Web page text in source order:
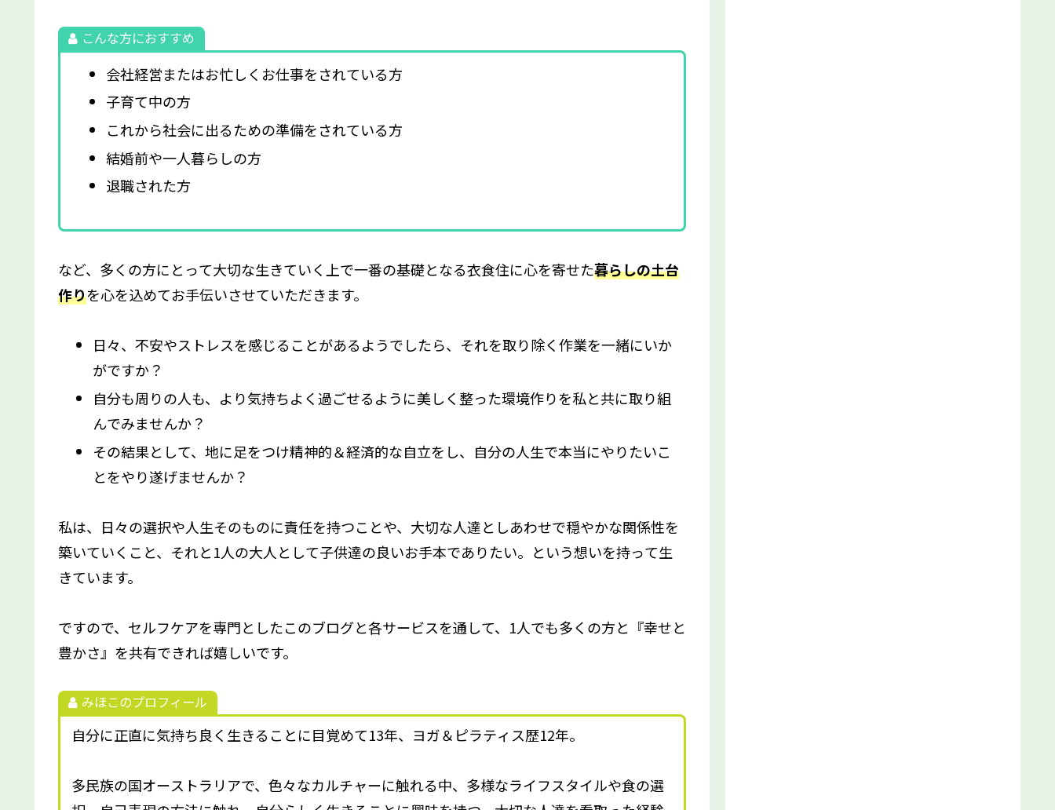
こんな方におすすめ
会社経営またはお忙しくお仕事をされている方
子育て中の方
これから社会に出るための準備をされている方
結婚前や一人暮らしの方
退職された方
など、多くの方にとって大切な生きていく上で一番の基礎となる衣食住に心を寄せた暮らしの土台
作りを心を込めてお手伝いさせていただきます。
日々、不安やストレスを感じることがあるようでしたら、それを取り除く作業を一緒にいか
がですか？
自分も周りの人も、より気持ちよく過ごせるように美しく整った環境作りを私と共に取り組
んでみませんか？
その結果として、地に足をつけ精神的＆経済的な自立をし、自分の人生で本当にやりたいこ
とをやり遂げませんか？
私は、日々の選択や人生そのものに責任を持つことや、大切な人達としあわせで穏やかな関係性を
築いていくこと、それと1人の大人として子供達の良いお手本でありたい。という想いを持って生
きています。
ですので、セルフケアを専門としたこのブログと各サービスを通して、1人でも多くの方と『幸せと
豊かさ』を共有できれば嬉しいです。
みほこのプロフィール
自分に正直に気持ち良く生きることに目覚めて13年、ヨガ＆ピラティス歴12年。
多民族の国オーストラリアで、色々なカルチャーに触れる中、多様なライフスタイルや食の選